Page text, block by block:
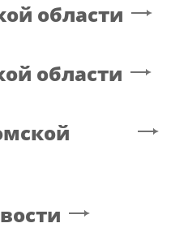
области
области